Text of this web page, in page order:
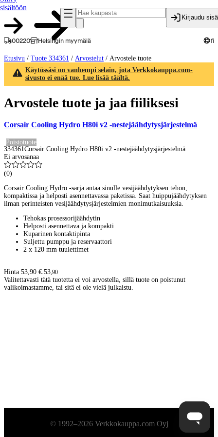
sisältöön
Kirjaudu
00220 Helsingin myymälä fi
Etusivu / Tuote 334361 / Arvostelut / Arvostele tuote
Käytössäsi on vanhempi selain, jota Verkkokauppa.com-
sivusto ei enää tue. Lue lisää täältä.
Arvostele tuote ja jaa fiiliksesi
Corsair Cooling Hydro H80i v2 -nestejäähdytysjärjestelmä
Poistotuote
334361 Corsair Cooling Hydro H80i v2 -nestejäähdytysjärjestelmä
Ei arvosanaa
(0)
Corsair Cooling Hydro -sarja antaa sinulle vesijäähdytyksen tehon,
kompaktissa ja helposti asennettavassa paketissa. Saat huippujäähdytyksen
ilman perinteisten vesijäähdytysjärjestelmien monimutkaisuuksia.
Tehokas prosessorijäähdytin
Helposti asennettava ja kompakti
Kuparinen kontaktipinta
Suljettu pumppu ja reservaattori
2 x 120 mm tuulettimet
Hinta 53,90 €. 53,90
Valitettavasti tätä tuotetta ei voi arvostella, sillä tuote on poistunut
valikoimastamme, tai sitä ei ole vielä julkaistu.
Alatunniste© 1992–2026 Verkkokauppa.com Oyj